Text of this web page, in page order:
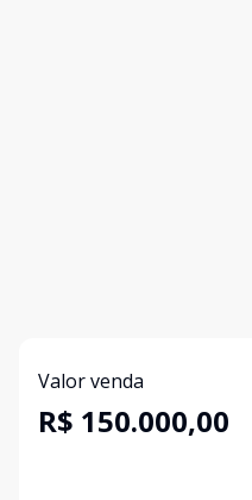
Valor venda
R$ 150.000,00